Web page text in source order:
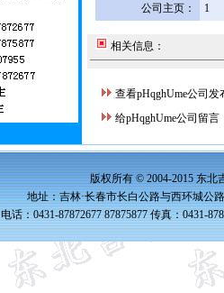
公司主页：
1
相关信息：
查看pHqghUme公司发
给pHqghUme公司留言
版权所有 © 2004-2015 东北
地址：吉林·长春市长白公路与西环城公
电话：0431-87872677 87875877 传真：0431-